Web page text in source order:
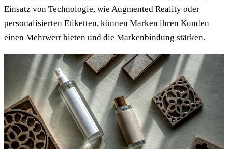
Einsatz von Technologie, wie Augmented Reality oder
personalisierten Etiketten, können Marken ihren Kunden
einen Mehrwert bieten und die Markenbindung stärken.